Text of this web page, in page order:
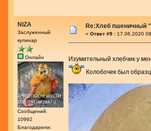
NIZA
Заслуженный
кулинар
Онлайн
Сообщений:
10992
Благодарили:
Re:Хлеб пшеничный
« Ответ #9 : 17.06.2020
Изумительный хлебчик у
Колобочек был